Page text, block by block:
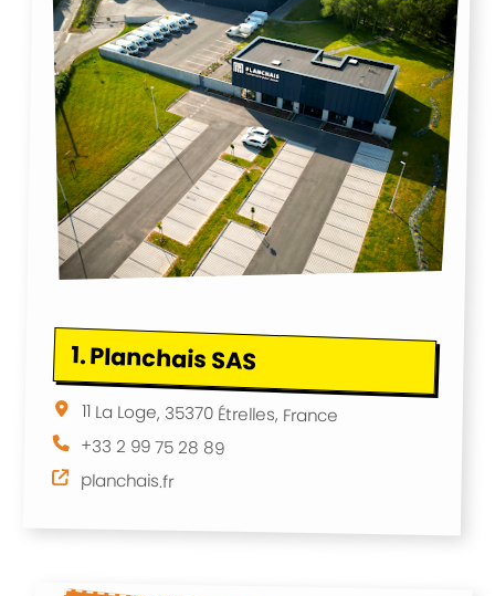
1.Planchais SAS
11 La Loge, 35370 Étrelles, France
+33 2 99 75 28 89
planchais.fr